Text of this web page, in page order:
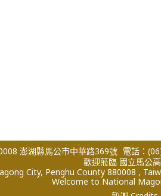
澎湖縣馬公市中華路369號 電話：
歡迎蒞臨 國立馬公
City, Penghu County 880008 ,
Welcome to National